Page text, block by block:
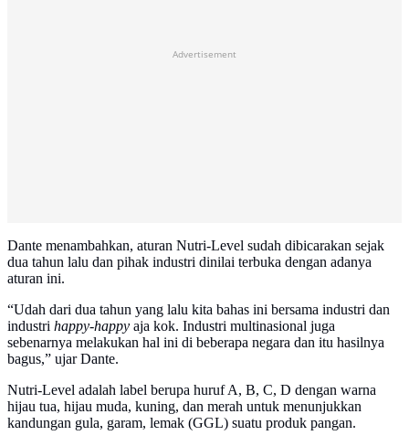
Advertisement
Dante menambahkan, aturan Nutri-Level sudah dibicarakan sejak
dua tahun lalu dan pihak industri dinilai terbuka dengan adanya
aturan ini.
“Udah dari dua tahun yang lalu kita bahas ini bersama industri dan
industri happy-happy aja kok. Industri multinasional juga
sebenarnya melakukan hal ini di beberapa negara dan itu hasilnya
bagus,” ujar Dante.
Nutri-Level adalah label berupa huruf A, B, C, D dengan warna
hijau tua, hijau muda, kuning, dan merah untuk menunjukkan
kandungan gula, garam, lemak (GGL) suatu produk pangan.